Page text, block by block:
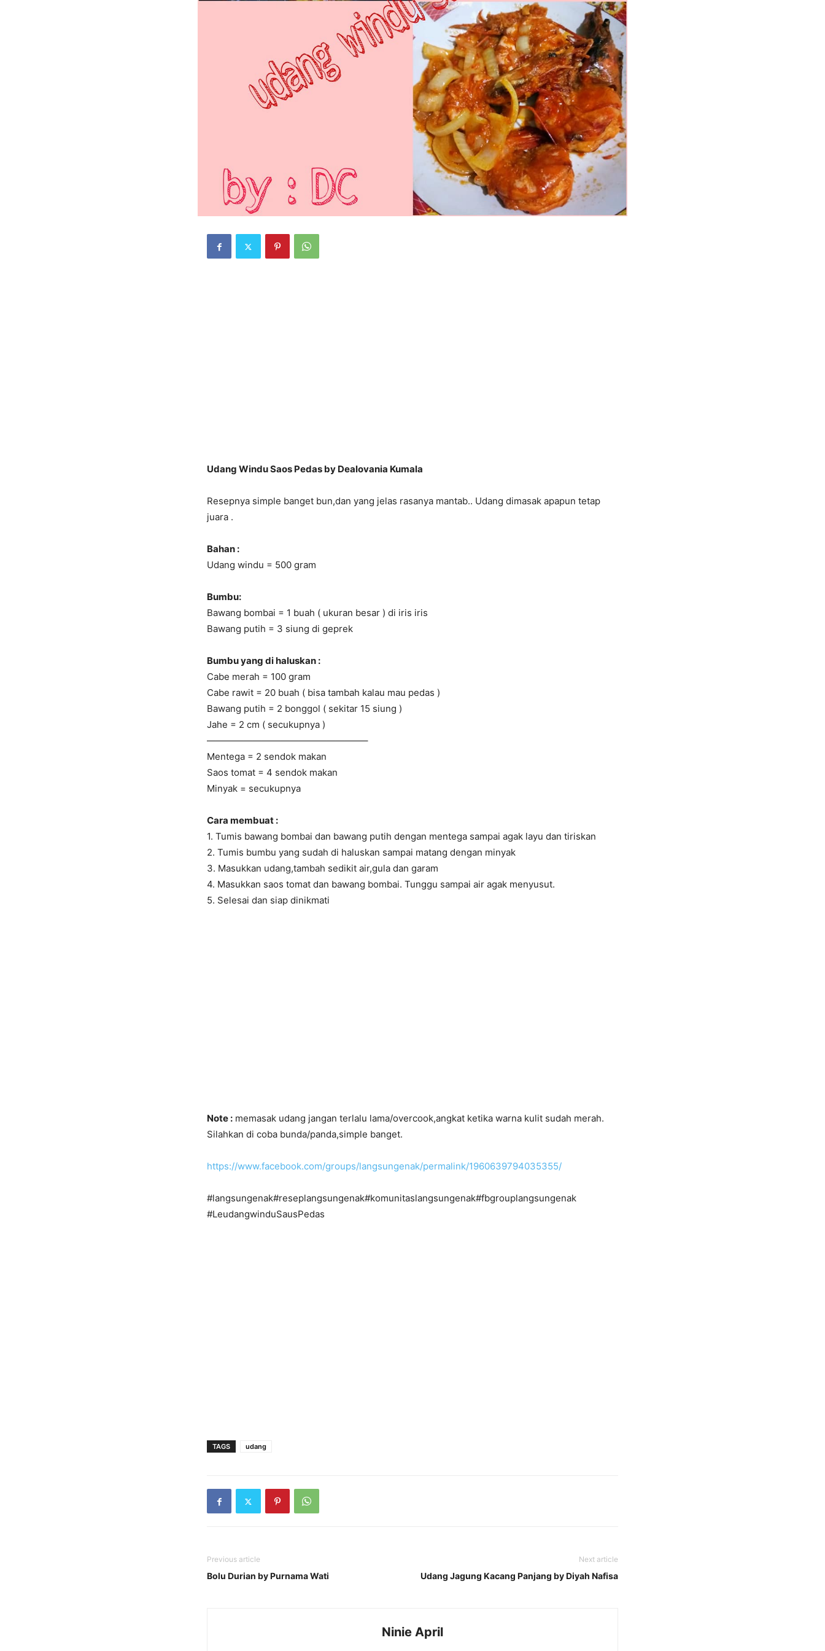
Udang Windu Saos Pedas by Dealovania Kumala
Resepnya simple banget bun,dan yang jelas rasanya mantab.. Udang dimasak apapun tetap
juara .
Bahan :
Udang windu = 500 gram
Bumbu:
Bawang bombai = 1 buah ( ukuran besar ) di iris iris
Bawang putih = 3 siung di geprek
Bumbu yang di haluskan :
Cabe merah = 100 gram
Cabe rawit = 20 buah ( bisa tambah kalau mau pedas )
Bawang putih = 2 bonggol ( sekitar 15 siung )
Jahe = 2 cm ( secukupnya )
—————————————————–
Mentega = 2 sendok makan
Saos tomat = 4 sendok makan
Minyak = secukupnya
Cara membuat :
1. Tumis bawang bombai dan bawang putih dengan mentega sampai agak layu dan tiriskan
2. Tumis bumbu yang sudah di haluskan sampai matang dengan minyak
3. Masukkan udang,tambah sedikit air,gula dan garam
4. Masukkan saos tomat dan bawang bombai. Tunggu sampai air agak menyusut.
5. Selesai dan siap dinikmati
Note : memasak udang jangan terlalu lama/overcook,angkat ketika warna kulit sudah merah.
Silahkan di coba bunda/panda,simple banget.
https://www.facebook.com/groups/langsungenak/permalink/1960639794035355/
#langsungenak#reseplangsungenak#komunitaslangsungenak#fbgrouplangsungenak
#LeudangwinduSausPedas
TAGS udang
Previous article
Bolu Durian by Purnama Wati
Next article
Udang Jagung Kacang Panjang by Diyah Nafisa
Ninie April